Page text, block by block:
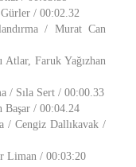
/ 00:02.32
/ Murat Can
Faruk Yağızhan
/ Sıla Sert / 00:00.33
Başar / 00:04.24
/ Cengiz Dallıkavak /
Liman / 00:03:20